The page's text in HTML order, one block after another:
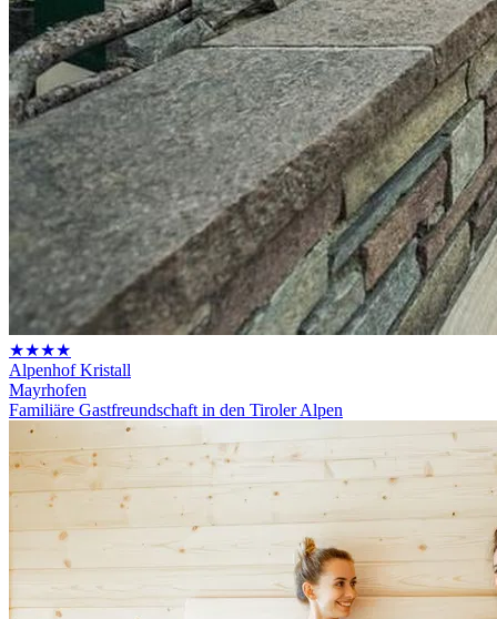
★★★★
Alpenhof Kristall
Mayrhofen
Familiäre Gastfreundschaft in den Tiroler Alpen